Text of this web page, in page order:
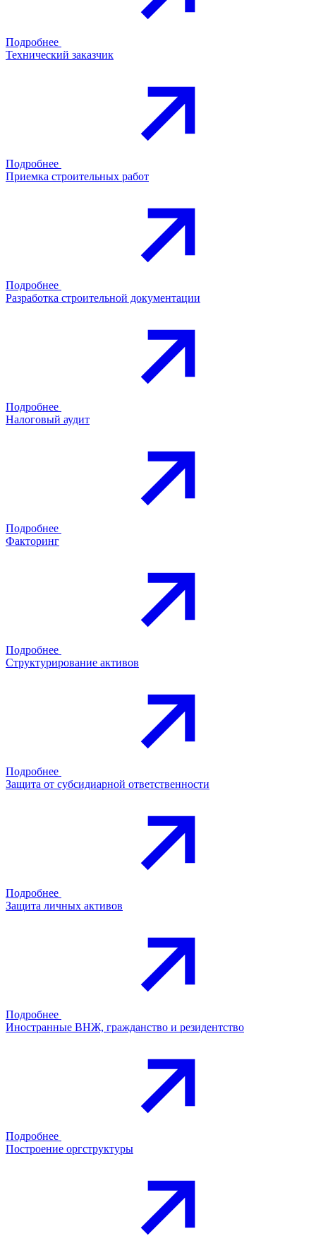
Подробнее
Технический заказчик
Подробнее
Приемка строительных работ
Подробнее
Разработка строительной документации
Подробнее
Налоговый аудит
Подробнее
Факторинг
Подробнее
Структурирование активов
Подробнее
Защита от субсидиарной ответственности
Подробнее
Защита личных активов
Подробнее
Иностранные ВНЖ, гражданство и резидентство
Подробнее
Построение оргструктуры